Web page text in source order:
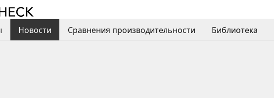
Новости Сравнения производительности Библиотека